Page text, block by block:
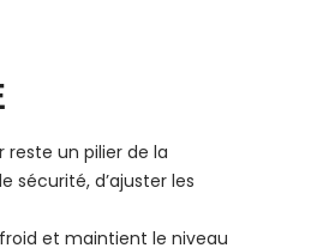
reste un pilier de la
sécurité, d’ajuster les
et maintient le niveau